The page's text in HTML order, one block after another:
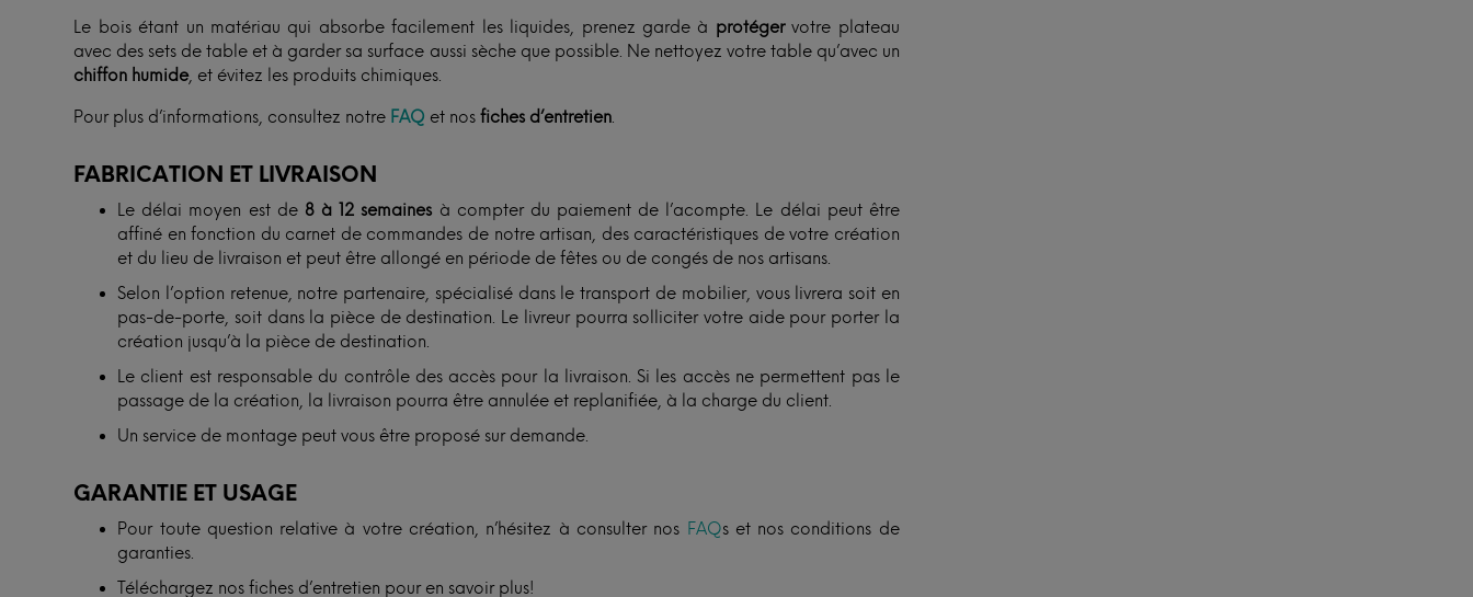
Le bois étant un matériau qui absorbe facilement les liquides, prenez garde à protégervotre plateau
avec des sets de table et à garder sa surface aussi sèche que possible. Ne nettoyez votre table qu’avec un
chiffon humide, et évitez les produits chimiques.
Pour plus d’informations, consultez notre FAQ et nosfiches d’entretien.
FABRICATION ET LIVRAISON
Le délai moyen est de 8 à 12 semaines à compter du paiement de l’acompte. Le délai peut être
affiné en fonction du carnet de commandes de notre artisan, des caractéristiques de votre création
et du lieu de livraison et peut être allongé en période de fêtes ou de congés de nos artisans.
Selon l’option retenue, notre partenaire, spécialisé dans le transport de mobilier, vous livrera soit en
pas-de-porte, soit dans la pièce de destination. Le livreur pourra solliciter votre aide pour porter la
création jusqu’à la pièce de destination.
Le client est responsable du contrôle des accès pour la livraison. Si les accès ne permettent pas le
passage de la création, la livraison pourra être annulée et replanifiée, à la charge du client.
Un service de montage peut vous être proposé sur demande.
GARANTIE ET USAGE
Pour toute question relative à votre création, n’hésitez à consulter nos FAQs et nos conditions de
garanties.
Téléchargez nos fiches d’entretien pour en savoir plus!